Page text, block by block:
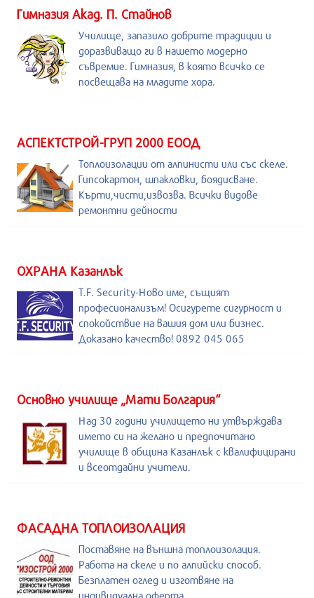
Гимназия Акад. П. Стайнов
Училище, запазило добрите традиции и
доразвиващо ги в нашето модерно
съвремие. Гимназия, в която всичко се
посвещава на младите хора.
АСПЕКТСТРОЙ-ГРУП 2000 ЕООД
Топлоизолации от алпинисти или със скеле.
Гипсокартон, шпакловки, боядисване.
Кърти,чисти,извозва. Всички видове
ремонтни дейности
ОХРАНА Казанлък
T.F. Security-Ново име, същият
професионализъм! Осигурете сигурност и
спокойствие на вашия дом или бизнес.
Доказано качество! 0892 045 065
Основно училище „Мати Болгария“
Над 30 години училището ни утвърждава
името си на желано и предпочитано
училище в община Казанлък с квалифицирани
и всеотдайни учители.
ФАСАДНА ТОПЛОИЗОЛАЦИЯ
Поставяне на външна топлоизолация.
Работа на скеле и по алпийски способ.
Безплатен оглед и изготвяне на
индивидуална оферта.